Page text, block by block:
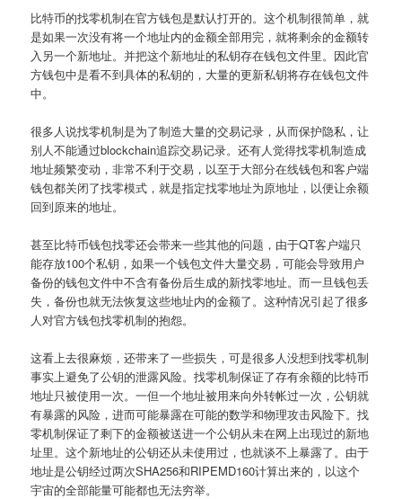
比特币的找零机制在官方钱包是默认打开的。这个机制很简单，就
是如果一次没有将一个地址内的金额全部用完，就将剩余的金额转
入另一个新地址。并把这个新地址的私钥存在钱包文件里。因此官
方钱包中是看不到具体的私钥的，大量的更新私钥将存在钱包文件
中。
很多人说找零机制是为了制造大量的交易记录，从而保护隐私，让
别人不能通过blockchain追踪交易记录。还有人觉得找零机制造成
地址频繁变动，非常不利于交易，以至于大部分在线钱包和客户端
钱包都关闭了找零模式，就是指定找零地址为原地址，以便让余额
回到原来的地址。
甚至比特币钱包找零还会带来一些其他的问题，由于QT客户端只
能存放100个私钥，如果一个钱包文件大量交易，可能会导致用户
备份的钱包文件中不含有备份后生成的新找零地址。而一旦钱包丢
失，备份也就无法恢复这些地址内的金额了。这种情况引起了很多
人对官方钱包找零机制的抱怨。
这看上去很麻烦，还带来了一些损失，可是很多人没想到找零机制
事实上避免了公钥的泄露风险。找零机制保证了存有余额的比特币
地址只被使用一次。一但一个地址被用来向外转帐过一次，公钥就
有暴露的风险，进而可能暴露在可能的数学和物理攻击风险下。找
零机制保证了剩下的金额被送进一个公钥从未在网上出现过的新地
址里。这个新地址的公钥还从未使用过，也就谈不上暴露了。由于
地址是公钥经过两次SHA256和RIPEMD160计算出来的，以这个
宇宙的全部能量可能都也无法穷举。